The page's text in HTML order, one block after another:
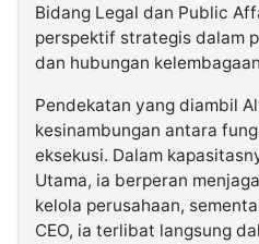
Bidang Legal dan Public
perspektif strategis dalam
dan hubungan
Pendekatan yang diambil
kesinambungan antara
eksekusi. Dalam
Utama, ia berperan
kelola perusahaan,
CEO, ia terlibat langsung